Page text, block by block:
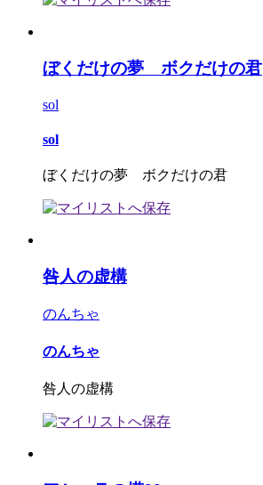
ぼくだけの夢 ボクだけの君
sol
sol
ぼくだけの夢 ボクだけの君
咎人の虚構
のんちゃ
のんちゃ
咎人の虚構